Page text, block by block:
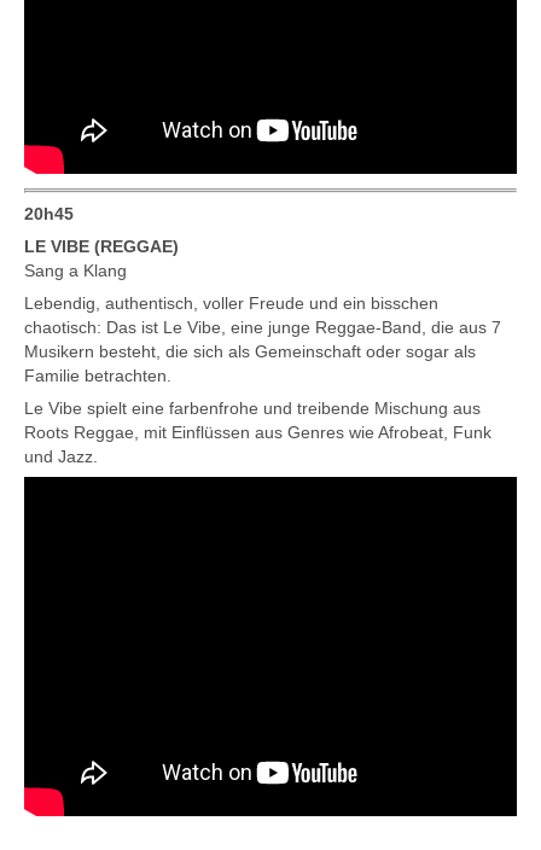
20h45
LE VIBE (REGGAE)
Sang a Klang
Lebendig, authentisch, voller Freude und ein bisschen
chaotisch: Das ist Le Vibe, eine junge Reggae-Band, die aus 7
Musikern besteht, die sich als Gemeinschaft oder sogar als
Familie betrachten.
Le Vibe spielt eine farbenfrohe und treibende Mischung aus
Roots Reggae, mit Einflüssen aus Genres wie Afrobeat, Funk
und Jazz.